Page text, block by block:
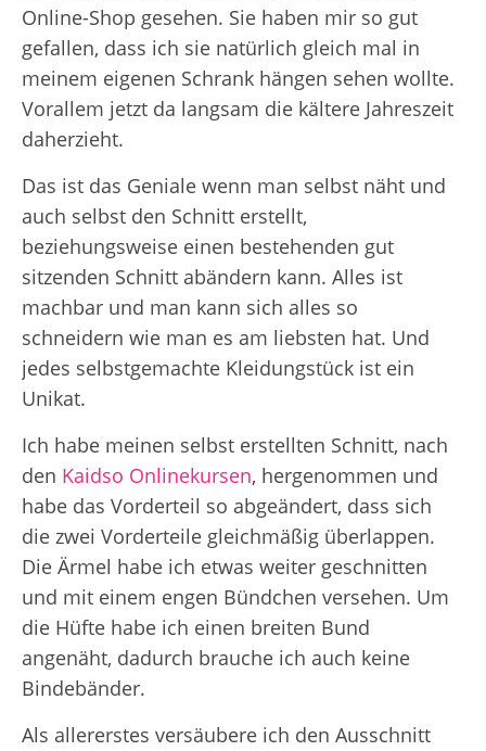
Online-Shop gesehen. Sie haben mir so gut
gefallen, dass ich sie natürlich gleich mal in
meinem eigenen Schrank hängen sehen wollte.
Vorallem jetzt da langsam die kältere Jahreszeit
daherzieht.
Das ist das Geniale wenn man selbst näht und
auch selbst den Schnitt erstellt,
beziehungsweise einen bestehenden gut
sitzenden Schnitt abändern kann. Alles ist
machbar und man kann sich alles so
schneidern wie man es am liebsten hat. Und
jedes selbstgemachte Kleidungstück ist ein
Unikat.
Ich habe meinen selbst erstellten Schnitt, nach
den Kaidso Onlinekursen, hergenommen und
habe das Vorderteil so abgeändert, dass sich
die zwei Vorderteile gleichmäßig überlappen.
Die Ärmel habe ich etwas weiter geschnitten
und mit einem engen Bündchen versehen. Um
die Hüfte habe ich einen breiten Bund
angenäht, dadurch brauche ich auch keine
Bindebänder.
Als allererstes versäubere ich den Ausschnitt